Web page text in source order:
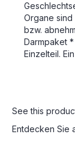
Organe sind
bzw.
Darmpaket
Einzelteil.
See this
Entdecken Sie